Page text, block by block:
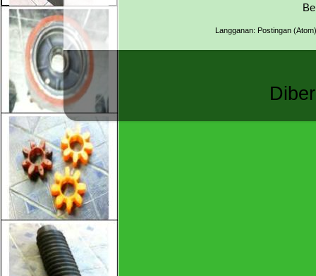
Langganan: Postingan (Atom)